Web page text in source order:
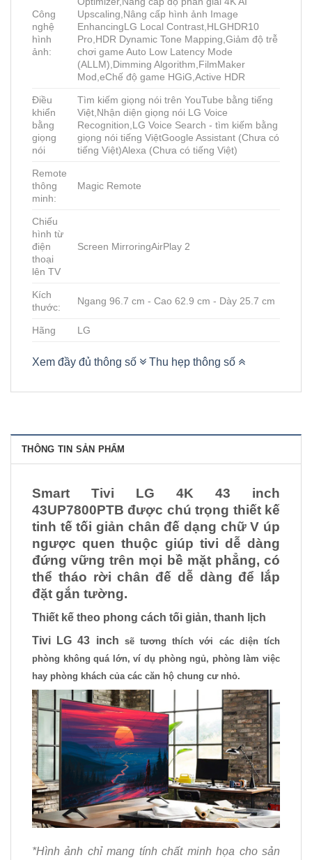
Công
nghệ
hình
ảnh:
Upscaling,Nâng cấp hình ảnh Image
EnhancingLG Local Contrast,HLGHDR10
Pro,HDR Dynamic Tone Mapping,Giảm độ trễ
chơi game Auto Low Latency Mode
(ALLM),Dimming Algorithm,FilmMaker
Mod,eChế độ game HGiG,Active HDR
Điều
khiển
bằng
giọng
nói
Tìm kiếm giọng nói trên YouTube bằng tiếng
Việt,Nhận diện giọng nói LG Voice
Recognition,LG Voice Search - tìm kiếm bằng
giọng nói tiếng ViệtGoogle Assistant (Chưa có
tiếng Việt)Alexa (Chưa có tiếng Việt)
Remote
thông
minh:
Magic Remote
Chiếu
hình từ
điện
thoại
lên TV
Screen MirroringAirPlay 2
Kích
thước:
Ngang 96.7 cm - Cao 62.9 cm - Dày 25.7 cm
Hãng LG
Xem đầy đủ thông số Thu hẹp thông số
THÔNG TIN SẢN PHẨM
Smart Tivi LG 4K 43 inch
43UP7800PTB được chú trọng thiết kế
tinh tế tối giản chân đế dạng chữ V úp
ngược quen thuộc giúp tivi dễ dàng
đứng vững trên mọi bề mặt phẳng, có
thể tháo rời chân đế dễ dàng để lắp
đặt gắn tường.
Thiết kế theo phong cách tối giản, thanh lịch
Tivi LG 43 inch sẽ tương thích với các diện tích
phòng không quá lớn, ví dụ phòng ngủ, phòng làm việc
hay phòng khách của các căn hộ chung cư nhỏ.
*Hình ảnh chỉ mang tính chất minh họa cho sản